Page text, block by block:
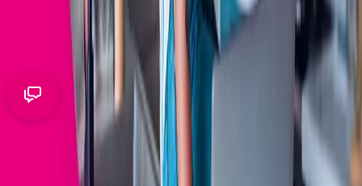
Ako sa vaše dáta deaktivujú?
NÁKUP V E-SHOPE